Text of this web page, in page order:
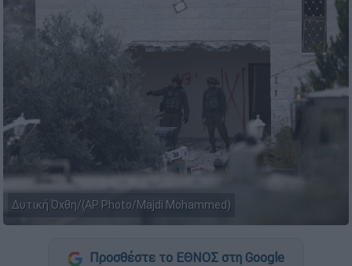
Δυτική Όχθη/(AP Photo/Majdi Mohammed)
Προσθέστε το ΕΘΝΟΣ στη Google